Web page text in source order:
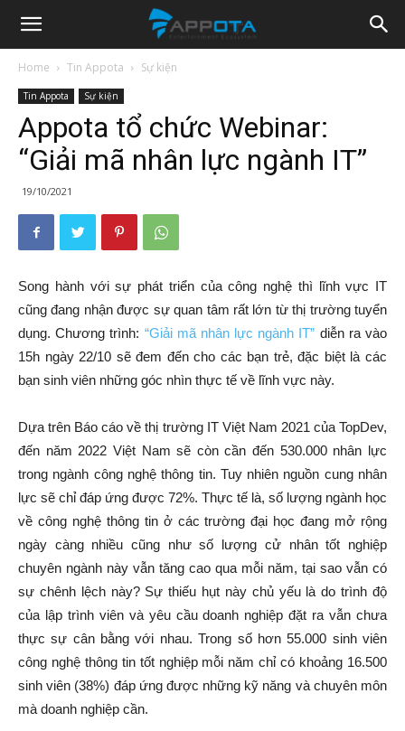
Appota
News
Home Tin Appota Sự kiện
Tin Appota Sự kiện
Appota tổ chức Webinar:
“Giải mã nhân lực ngành IT”
19/10/2021
Song hành với sự phát triển của công nghệ thì lĩnh vực IT
cũng đang nhận được sự quan tâm rất lớn từ thị trường tuyển
dụng. Chương trình: “Giải mã nhân lực ngành IT” diễn ra vào
15h ngày 22/10 sẽ đem đến cho các bạn trẻ, đặc biệt là các
bạn sinh viên những góc nhìn thực tế về lĩnh vực này.
Dựa trên Báo cáo về thị trường IT Việt Nam 2021 của TopDev,
đến năm 2022 Việt Nam sẽ còn cần đến 530.000 nhân lực
trong ngành công nghệ thông tin. Tuy nhiên nguồn cung nhân
lực sẽ chỉ đáp ứng được 72%. Thực tế là, số lượng ngành học
về công nghệ thông tin ở các trường đại học đang mở rộng
ngày càng nhiều cũng như số lượng cử nhân tốt nghiệp
chuyên ngành này vẫn tăng cao qua mỗi năm, tại sao vẫn có
sự chênh lệch này? Sự thiếu hụt này chủ yếu là do trình độ
của lập trình viên và yêu cầu doanh nghiệp đặt ra vẫn chưa
thực sự cân bằng với nhau. Trong số hơn 55.000 sinh viên
công nghệ thông tin tốt nghiệp mỗi năm chỉ có khoảng 16.500
sinh viên (38%) đáp ứng được những kỹ năng và chuyên môn
mà doanh nghiệp cần.